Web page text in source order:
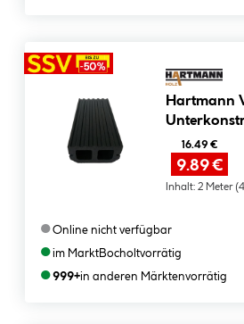
Hartmann WPC-
200 cm
16.49 €
9.89 €
Inhalt: 2 Meter
●Online nicht verfügbar
●im MarktBocholtvorrätig
●999+in anderen Märktenvorrätig